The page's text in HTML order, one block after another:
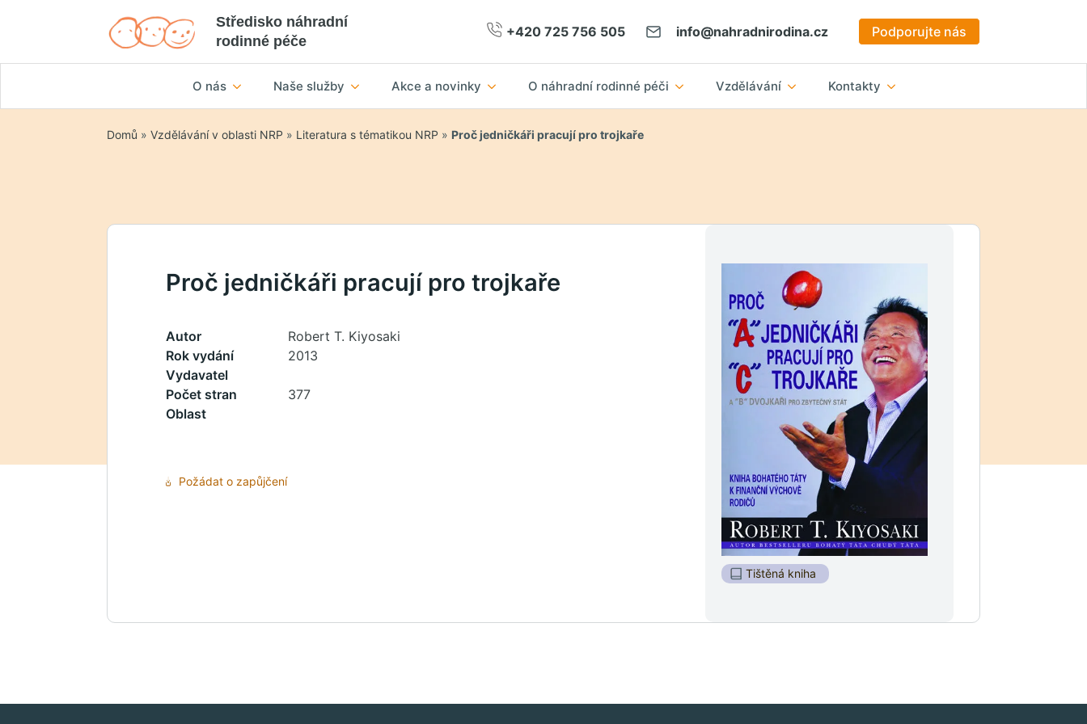
Středisko náhradní
rodinné péče
+420 725 756 505 info@nahradnirodina.cz Podporujte nás
O nás Naše služby Akce a novinky O náhradní rodinné péči Vzdělávání Kontakty
Domů » Vzdělávání v oblasti NRP » Literatura s tématikou NRP » Proč jedničkáři pracují pro trojkaře
Proč jedničkáři pracují pro trojkaře
Autor
Robert T. Kiyosaki
Rok vydání
2013
Vydavatel
Počet stran
377
Oblast
Požádat o zapůjčení
Tištěná kniha